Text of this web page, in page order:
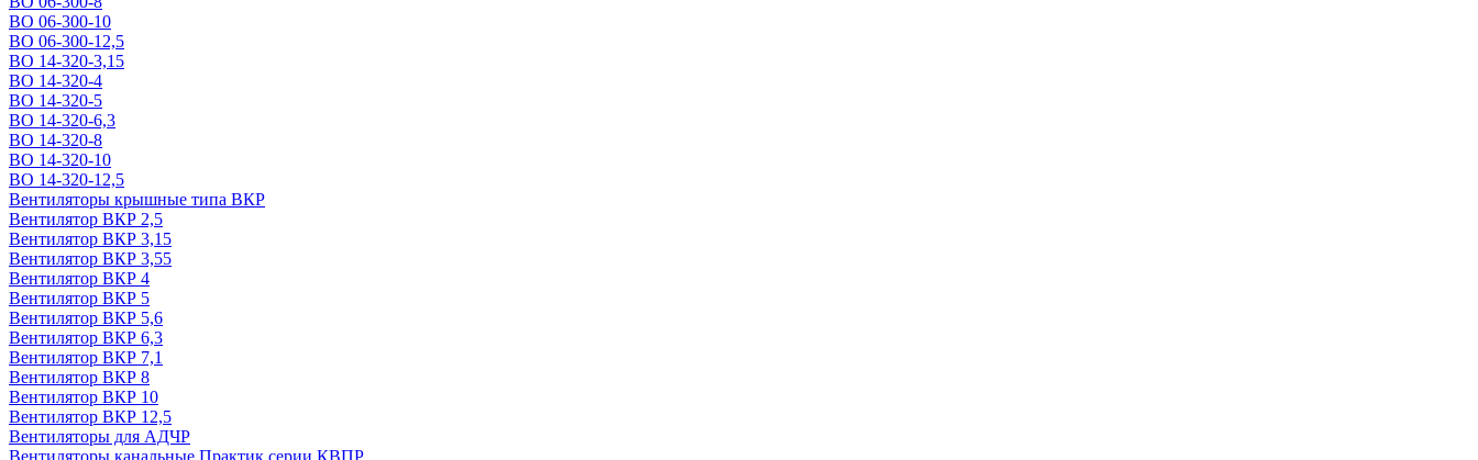
ВО 06-300-10
ВО 06-300-12,5
ВО 14-320-3,15
ВО 14-320-4
ВО 14-320-5
ВО 14-320-6,3
ВО 14-320-8
ВО 14-320-10
ВО 14-320-12,5
Вентиляторы крышные типа ВКР
Вентилятор ВКР 2,5
Вентилятор ВКР 3,15
Вентилятор ВКР 3,55
Вентилятор ВКР 4
Вентилятор ВКР 5
Вентилятор ВКР 5,6
Вентилятор ВКР 6,3
Вентилятор ВКР 7,1
Вентилятор ВКР 8
Вентилятор ВКР 10
Вентилятор ВКР 12,5
Вентиляторы для АДЧР
Вентиляторы канальные Практик серии КВПР